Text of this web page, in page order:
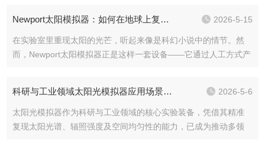
品检测领域常用设...
Newport太阳模拟器：如何在地球上复制阳光？ 2026-5-15
在实验室里重现太阳的光芒，听起来像是科幻小说中的情节。然
而，Newport太阳模拟器正是这样一套设备——它通过人工方式产
们需...
科研与工业领域太阳光模拟器应用场景深度解析 2026-5-6
太阳光模拟器作为科研与工业领域的核心实验装备，凭借其精准
复现太阳光谱、辐照强度及空间均匀性的能力，已成为推动多领